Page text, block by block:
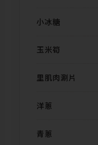
小冰糖
玉米筍
里肌肉涮片
洋蔥
青蔥